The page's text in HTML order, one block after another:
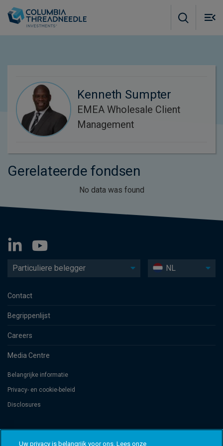
Kenneth Sumpter
EMEA Wholesale Client
Management
Gerelateerde fondsen
No data was found
Particuliere belegger NL
Contact
Begrippenlijst
Careers
Media Centre
Belangrijke informatie
Privacy- en cookie-beleid
Disclosures
de Commerce et des Sociétés (Luxembourg), No. B 110242 and/or
Uw privacy is belangrijk voor ons. Lees onze